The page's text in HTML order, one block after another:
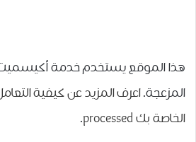
هذا الموقع يستخدم خدمة أكيسميت
المزعجة.اعرف المزيد عن كيفية
الخاصة بك processed
.